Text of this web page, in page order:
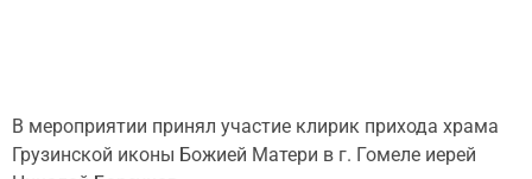
В мероприятии принял участие клирик прихода храма
Грузинской иконы Божией Матери в г. Гомеле иерей